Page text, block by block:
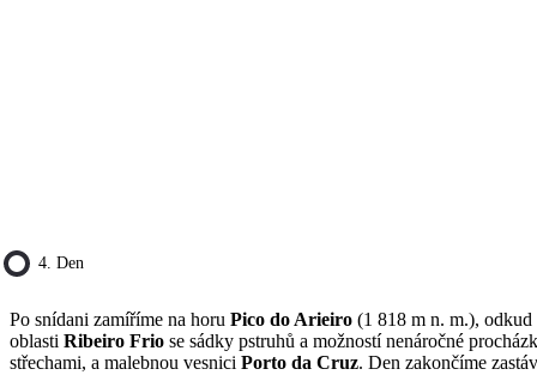
4. Den
Po snídani zamíříme na horu Pico do Arieiro (1 818 m n. m.),
oblasti Ribeiro Frio se sádky pstruhů a možností nenáročné
střechami, a malebnou vesnici Porto da Cruz. Den zakončíme